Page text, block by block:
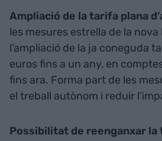
Ampliació de la tarifa plana
les mesures estrella de la nova
l’ampliació de la ja coneguda
euros fins a un any, en
fins ara. Forma part de les
el treball autònom i reduir
Possibilitat de reenganxar la